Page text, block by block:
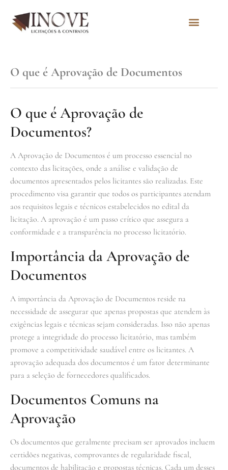
O que é Aprovação de Documentos
O que é Aprovação de
Documentos?
A Aprovação de Documentos é um processo essencial no
contexto das licitações, onde a análise e validação de
documentos apresentados pelos licitantes são realizadas. Este
procedimento visa garantir que todos os participantes atendam
aos requisitos legais e técnicos estabelecidos no edital da
licitação. A aprovação é um passo crítico que assegura a
conformidade e a transparência no processo licitatório.
Importância da Aprovação de
Documentos
A importância da Aprovação de Documentos reside na
necessidade de assegurar que apenas propostas que atendem às
exigências legais e técnicas sejam consideradas. Isso não apenas
protege a integridade do processo licitatório, mas também
promove a competitividade saudável entre os licitantes. A
aprovação adequada dos documentos é um fator determinante
para a seleção de fornecedores qualificados.
Documentos Comuns na
Aprovação
Os documentos que geralmente precisam ser aprovados incluem
certidões negativas, comprovantes de regularidade fiscal,
documentos de habilitação e propostas técnicas. Cada um desses